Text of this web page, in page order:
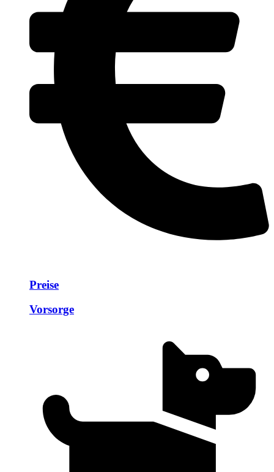
Preise
Vorsorge